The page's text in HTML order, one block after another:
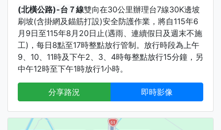
(北橫公路)-台７線雙向在30公里辦理台7線30K邊坡
刷坡(含掛網及錨筋打設)安全防護作業，將自115年6
月9日至115年8月20日止(遇雨、連續假日及週末不施
工)，每日8點至17時整點放行管制。放行時段為上午
9、10、11時及下午2、3、4時每整點放行15分鐘，另
中午12時至下午1時放行1小時。
分享路況 即時影像